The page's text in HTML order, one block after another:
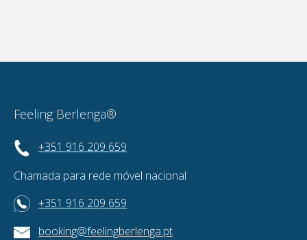
Feeling Berlenga®
+351 916 209 659
Chamada para rede móvel nacional
+351 916 209 659
booking@feelingberlenga.pt